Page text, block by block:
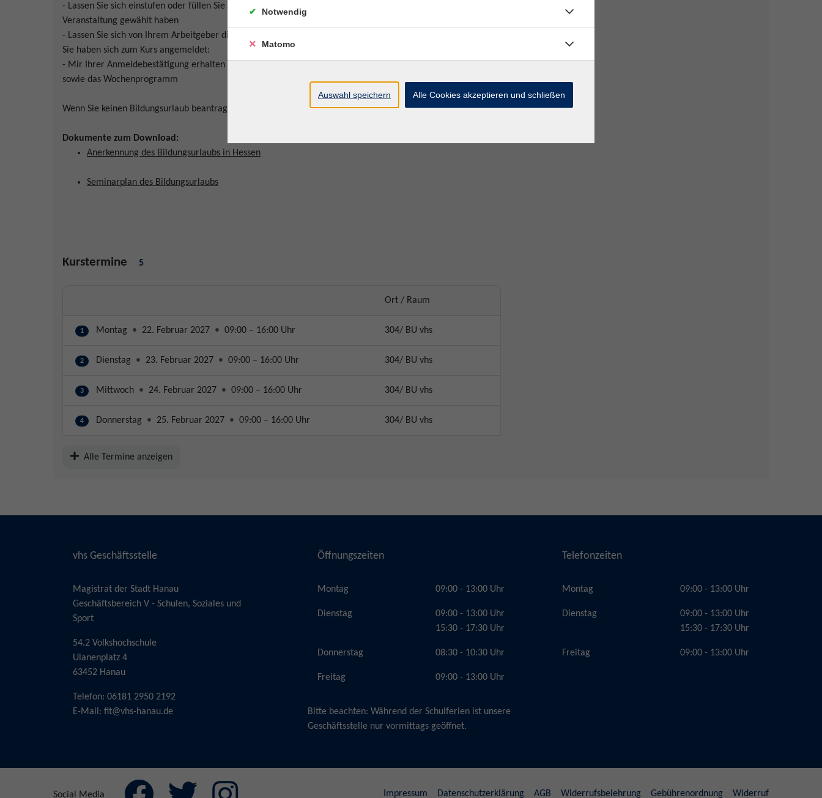
- Lassen Sie sich einstufen oder füllen Sie den Online-Test aus, um sicherzustellen, dass Sie die richtige
Veranstaltung gewählt haben
- Lassen Sie sich von Ihrem Arbeitgeber die Freistellung für die Bildungsurlaubswoche genehmigen
Sie haben sich zum Kurs angemeldet:
- Mir Ihrer Anmeldebestätigung erhalten Sie die offizielle Anerkennung des Hessischen Sozialministeriums
sowie das Wochenprogramm
Wenn Sie keinen Bildungsurlaub beantragen, gelten die o. g. Hinweise für Sie nicht.
Dokumente zum Download:
Anerkennung des Bildungsurlaubs in Hessen
Seminarplan des Bildungsurlaubs
Kurstermine 5
Ort / Raum
1 Montag • 22. Februar 2027 • 09:00 – 16:00 Uhr 304/ BU vhs
2 Dienstag • 23. Februar 2027 • 09:00 – 16:00 Uhr 304/ BU vhs
3 Mittwoch • 24. Februar 2027 • 09:00 – 16:00 Uhr 304/ BU vhs
4 Donnerstag • 25. Februar 2027 • 09:00 – 16:00 Uhr 304/ BU vhs
Alle Termine anzeigen
vhs Geschäftsstelle
Magistrat der Stadt Hanau
Geschäftsbereich V - Schulen, Soziales und
Sport
54.2 Volkshochschule
Ulanenplatz 4
63452 Hanau
Telefon: 06181 2950 2192
E-Mail: fit@vhs-hanau.de
Öffnungszeiten
Montag
Dienstag
Donnerstag
Freitag
09:00 - 13:00 Uhr
09:00 - 13:00 Uhr
15:30 - 17:30 Uhr
08:30 - 10:30 Uhr
09:00 - 13:00 Uhr
Bitte beachten: Während der Schulferien ist unsere
Geschäftsstelle nur vormittags geöffnet.
Telefonzeiten
Montag
Dienstag
Freitag
09:00 - 13:00 Uhr
09:00 - 13:00 Uhr
15:30 - 17:30 Uhr
09:00 - 13:00 Uhr
Social Media Impressum Datenschutzerklärung AGB Widerrufsbelehrung Gebührenordnung Widerruf
Notwendig
Matomo
Auswahl speichern Alle Cookies akzeptieren und schließen